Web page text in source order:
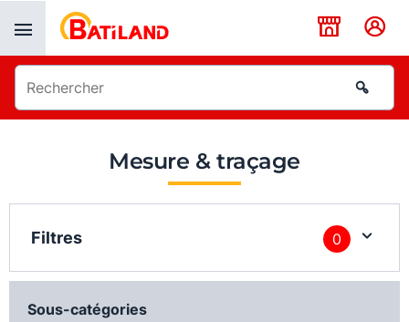
Mesure & traçage
Filtres 0
Sous-catégories
Panneau de gestion des cookies